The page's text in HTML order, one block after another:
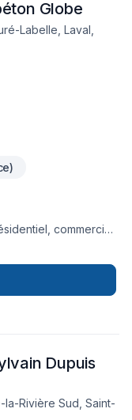
projet? Contactez
de vos
vos idées
Notre
d'exception, centré
Globe
Labelle, Laval,
commercial,
...
Dupuis
Rivière Sud, Saint-